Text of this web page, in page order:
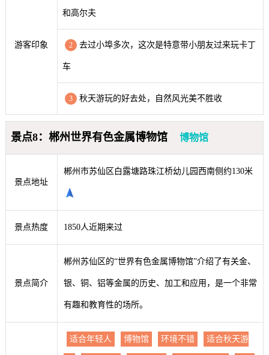
游客印象
和高尔夫
2 去过小埠多次，这次是特意带小朋友过来玩卡丁
车
3 秋天游玩的好去处，自然风光美不胜收
景点8：郴州世界有色金属博物馆 博物馆
景点地址
郴州市苏仙区白露塘路珠江桥幼儿园西南侧约130米
景点热度 1850人近期来过
景点简介
郴州苏仙区的“世界有色金属博物馆”介绍了有关金、
银、铜、铝等金属的历史、加工和应用，是一个非常
有趣和教育性的场所。
适合年轻人 博物馆 环境不错 适合秋天游